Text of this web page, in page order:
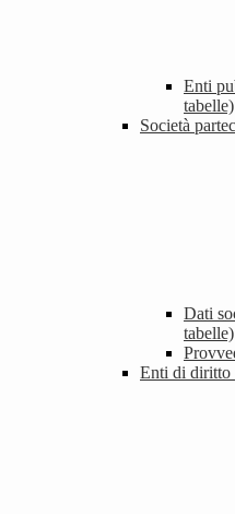
Enti
tabelle)
Società
Dati
tabelle)
Enti di diritto